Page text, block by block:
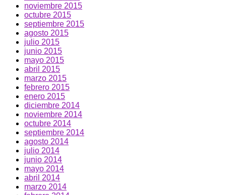
noviembre 2015
octubre 2015
septiembre 2015
agosto 2015
julio 2015
junio 2015
mayo 2015
abril 2015
marzo 2015
febrero 2015
enero 2015
diciembre 2014
noviembre 2014
octubre 2014
septiembre 2014
agosto 2014
julio 2014
junio 2014
mayo 2014
abril 2014
marzo 2014